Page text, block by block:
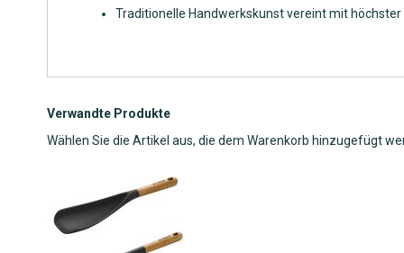
Traditionelle Handwerkskunst vereint mit
Verwandte Produkte
Wählen Sie die Artikel aus, die dem Warenkorb hinzugefügt